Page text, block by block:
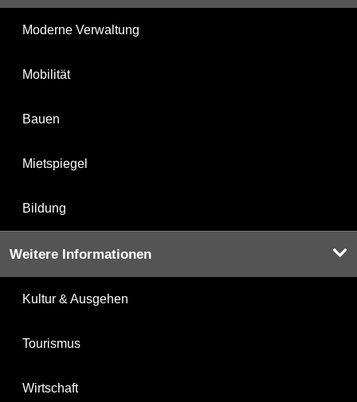
Moderne Verwaltung
Mobilität
Bauen
Mietspiegel
Bildung
Weitere Informationen
Kultur & Ausgehen
Tourismus
Wirtschaft